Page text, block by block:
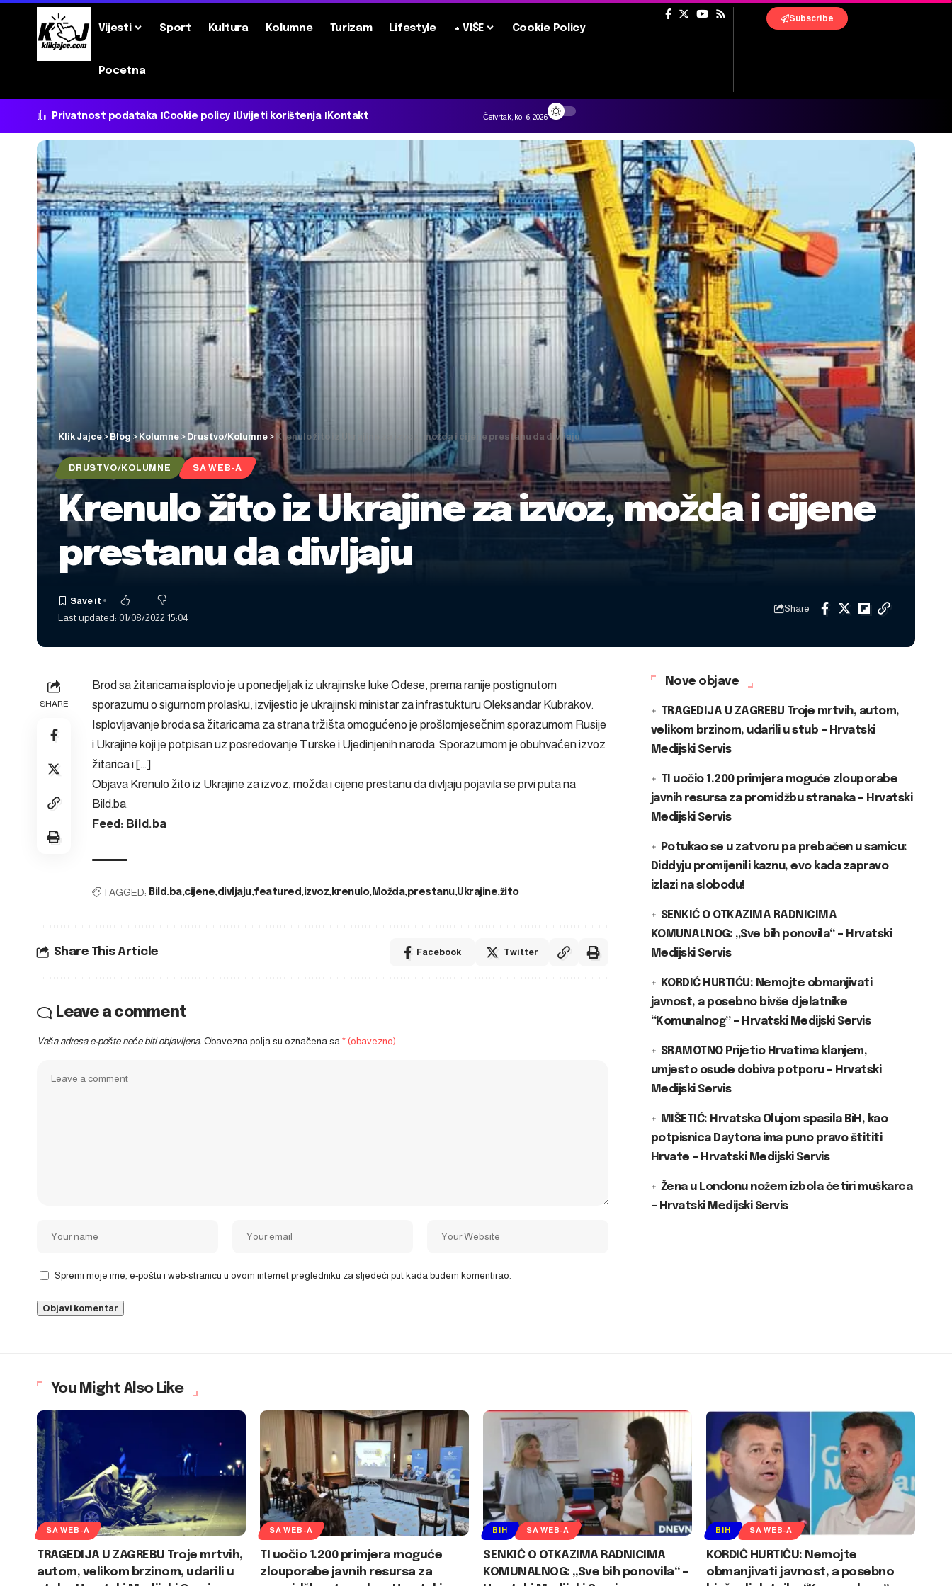
Vijesti Sport Kultura Kolumne Turizam Lifestyle + VIŠE Cookie Policy
Pocetna
Subscribe
Privatnost podataka Cookie policy Uvijeti korištenja Kontakt Četvrtak, kol 6, 2026
Klik Jajce>Blog > Kolumne > Drustvo/Kolumne > Krenulo žito iz Ukrajine za izvoz, možda i cijene prestanu da divljaju
DRUSTVO/KOLUMNE SA WEB-A
Krenulo žito iz Ukrajine za izvoz, možda i cijene
prestanu da divljaju
Last updated: 01/08/2022 15:04
Share
SHARE
Brod sa žitaricama isplovio je u ponedjeljak iz ukrajinske luke Odese, prema ranije postignutom
sporazumu o sigurnom prolasku, izvijestio je ukrajinski ministar za infrastukturu Oleksandar Kubrakov.
Isplovljavanje broda sa žitaricama za strana tržišta omogućeno je prošlomjesečnim sporazumom Rusije
i Ukrajine koji je potpisan uz posredovanje Turske i Ujedinjenih naroda. Sporazumom je obuhvaćen izvoz
žitarica i […]
Objava Krenulo žito iz Ukrajine za izvoz, možda i cijene prestanu da divljajupojavila se prvi puta na
Bild.ba.
Feed: Bild.ba
TAGGED: Bild.ba cijene divljaju featured izvoz krenulo Možda prestanu Ukrajine žito
Share This Article Facebook Twitter
Leave a comment
Vaša adresa e-pošte neće biti objavljena. Obavezna polja su označena sa * (obavezno)
Spremi moje ime, e-poštu i web-stranicu u ovom internet pregledniku za sljedeći put kada budem komentirao.
Nove objave
TRAGEDIJA U ZAGREBU Troje mrtvih, autom,
velikom brzinom, udarili u stub – Hrvatski
Medijski Servis
TI uočio 1.200 primjera moguće zlouporabe
javnih resursa za promidžbu stranaka – Hrvatski
Medijski Servis
Potukao se u zatvoru pa prebačen u samicu:
Diddyju promijenili kaznu, evo kada zapravo
izlazi na slobodu!
SENKIĆ O OTKAZIMA RADNICIMA
KOMUNALNOG: „Sve bih ponovila“ – Hrvatski
Medijski Servis
KORDIĆ HURTIĆU: Nemojte obmanjivati
javnost, a posebno bivše djelatnike
“Komunalnog” – Hrvatski Medijski Servis
SRAMOTNO Prijetio Hrvatima klanjem,
umjesto osude dobiva potporu – Hrvatski
Medijski Servis
MIŠETIĆ: Hrvatska Olujom spasila BiH, kao
potpisnica Daytona ima puno pravo štititi
Hrvate – Hrvatski Medijski Servis
Žena u Londonu nožem izbola četiri muškarca
– Hrvatski Medijski Servis
You Might Also Like
SA WEB-A
TRAGEDIJA U ZAGREBU Troje mrtvih,
autom, velikom brzinom, udarili u
SA WEB-A
TI uočio 1.200 primjera moguće
zlouporabe javnih resursa za
BIH SA WEB-A
SENKIĆ O OTKAZIMA RADNICIMA
KOMUNALNOG: „Sve bih ponovila“ –
BIH SA WEB-A
KORDIĆ HURTIĆU: Nemojte
obmanjivati javnost, a posebno